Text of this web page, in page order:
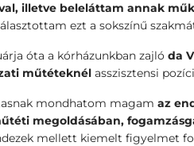
illetve beleláttam annak
ezt a sokszínű
óta a kórházunkban zajló da
műtéteknél asszisztensi
mondhatom magam az
megoldásában,
mellett kiemelt figyelmet